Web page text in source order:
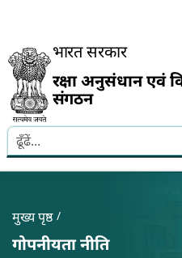
भारत सरकार
रक्षा अनुसंधान एवं
संगठन
Search here
Breadcrumb
मुख्य पृष्ठ
गोपनीयता नीति
Untitled
Slide